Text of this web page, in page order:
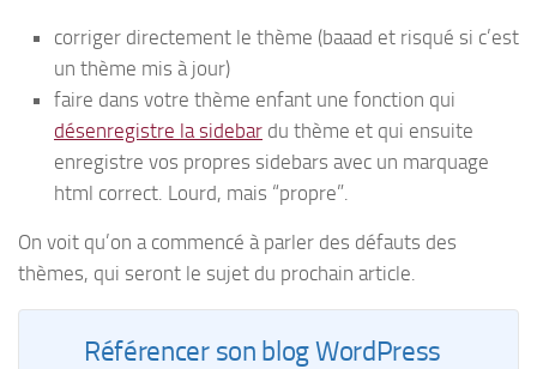
corriger directement le thème (baaad et risqué si c’est
un thème mis à jour)
faire dans votre thème enfant une fonction qui
désenregistre la sidebar du thème et qui ensuite
enregistre vos propres sidebars avec un marquage
html correct. Lourd, mais “propre”.
On voit qu’on a commencé à parler des défauts des
thèmes, qui seront le sujet du prochain article.
Référencer son blog WordPress